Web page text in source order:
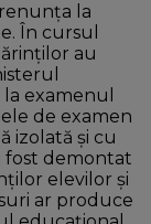
la
În cursul
au
examenul
de examen
izolată și cu
fost demontat
elevilor și
ar produce